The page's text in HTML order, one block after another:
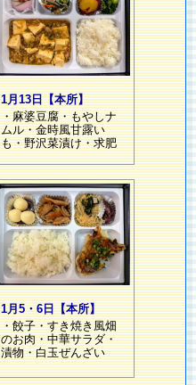
1月13日【本所】
・麻婆豆腐・もやしナ
ムル・金時風甘露い
も・野沢菜漬け・求肥
1月5・6日【本所】
・餃子・すき焼き風畑
のお肉・中華サラダ・
漬物・白玉ぜんざい